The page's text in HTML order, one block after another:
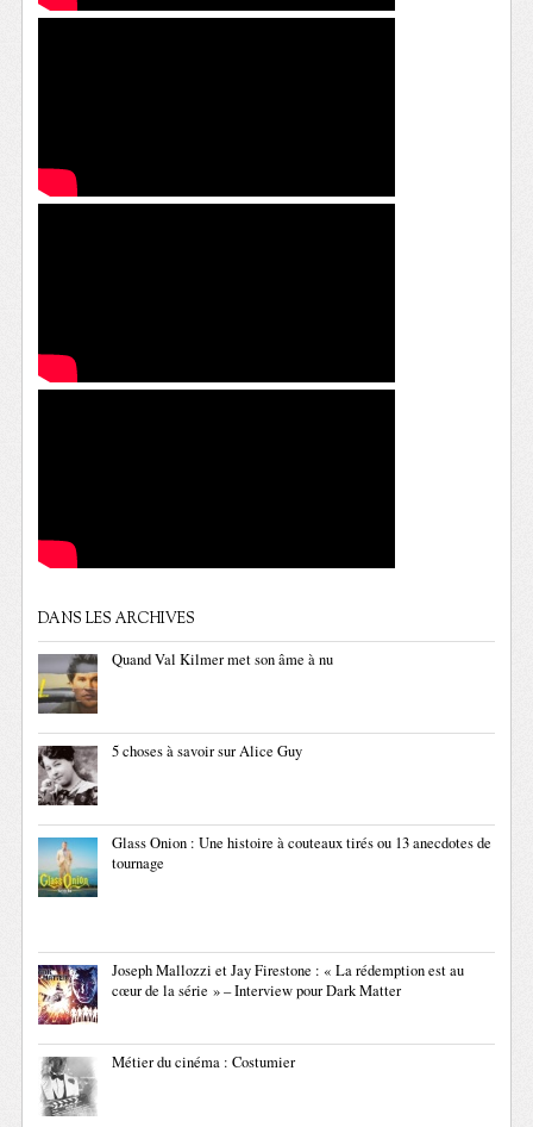
DANS LES ARCHIVES
Quand Val Kilmer met son âme à nu
5 choses à savoir sur Alice Guy
Glass Onion : Une histoire à couteaux tirés ou 13 anecdotes de
tournage
Joseph Mallozzi et Jay Firestone : « La rédemption est au
cœur de la série » – Interview pour Dark Matter
Métier du cinéma : Costumier